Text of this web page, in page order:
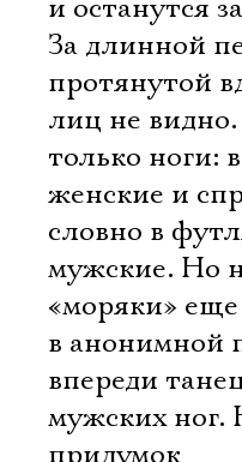
и останутся
За длинной
протянутой
лиц не
только ноги:
женские и
словно в
мужские. Но
«моряки»
в анонимной
впереди
мужских ног.
придумок